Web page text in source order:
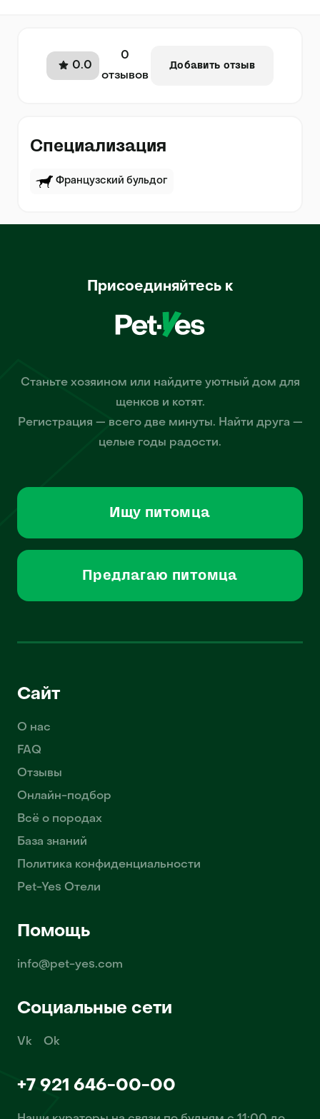
0.0
0
отзывов
Добавить отзыв
Специализация
Французский бульдог
Присоединяйтесь к
Станьте хозяином или найдите уютный дом для
щенков и котят.
Регистрация — всего две минуты. Найти друга —
целые годы радости.
Ищу питомца
Предлагаю питомца
Сайт
О нас
FAQ
Отзывы
Онлайн-подбор
Всё о породах
База знаний
Политика конфиденциальности
Pet-Yes Отели
Помощь
info@pet-yes.com
Социальные сети
Vk Ok
+7 921 646-00-00